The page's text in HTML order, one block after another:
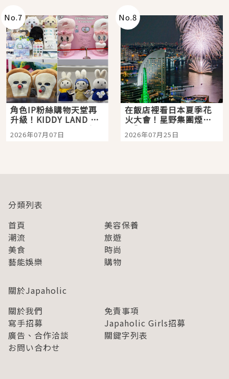
No.7
角色IP粉絲購物天堂再
升級！KIDDY LAND 原
宿店吉伊卡哇迎客，新
開幕 OMOKADO 店3分
2026年07月07日
No.8
在飯店裡看日本夏季花
火大會！星野集團煙火
景觀飯店6選，讓你不用
人擠人悠閒欣賞
2026年07月25日
分類列表
首頁
美容保養
潮流
旅遊
美食
時尚
藝能娛樂
購物
關於Japaholic
關於我們
免責事項
寫手招募
Japaholic Girls招募
廣告、合作洽談
關鍵字列表
お問い合わせ